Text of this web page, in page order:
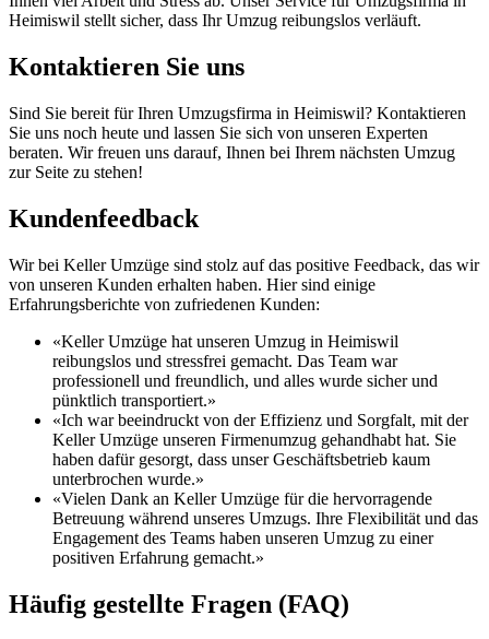
Heimiswil stellt sicher, dass Ihr Umzug reibungslos verläuft.
Kontaktieren Sie uns
Sind Sie bereit für Ihren Umzugsfirma in Heimiswil? Kontaktieren
Sie uns noch heute und lassen Sie sich von unseren Experten
beraten. Wir freuen uns darauf, Ihnen bei Ihrem nächsten Umzug
zur Seite zu stehen!
Kundenfeedback
Wir bei Keller Umzüge sind stolz auf das positive Feedback, das wir
von unseren Kunden erhalten haben. Hier sind einige
Erfahrungsberichte von zufriedenen Kunden:
«Keller Umzüge hat unseren Umzug in Heimiswil
reibungslos und stressfrei gemacht. Das Team war
professionell und freundlich, und alles wurde sicher und
pünktlich transportiert.»
«Ich war beeindruckt von der Effizienz und Sorgfalt, mit der
Keller Umzüge unseren Firmenumzug gehandhabt hat. Sie
haben dafür gesorgt, dass unser Geschäftsbetrieb kaum
unterbrochen wurde.»
«Vielen Dank an Keller Umzüge für die hervorragende
Betreuung während unseres Umzugs. Ihre Flexibilität und das
Engagement des Teams haben unseren Umzug zu einer
positiven Erfahrung gemacht.»
Häufig gestellte Fragen (FAQ)